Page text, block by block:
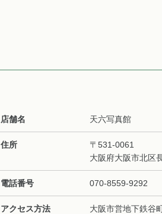
店舗名 天六写真館
住所
〒531-0061
大阪府大阪市北区
電話番号 070-8559-9292
アクセス方法 大阪市営地下鉄谷